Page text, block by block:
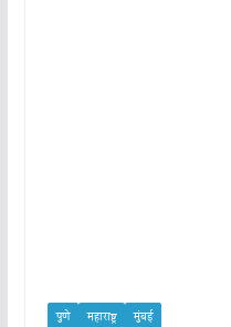
पुणे महाराष्ट्र मुंबई